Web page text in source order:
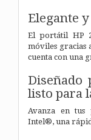
Elegante
El portátil HP
móviles gracias
cuenta con una
Diseñado
listo para
Avanza en tus
Intel®, una